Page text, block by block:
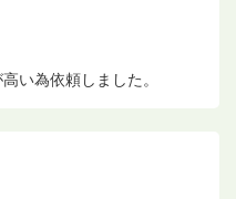
い為依頼しました。